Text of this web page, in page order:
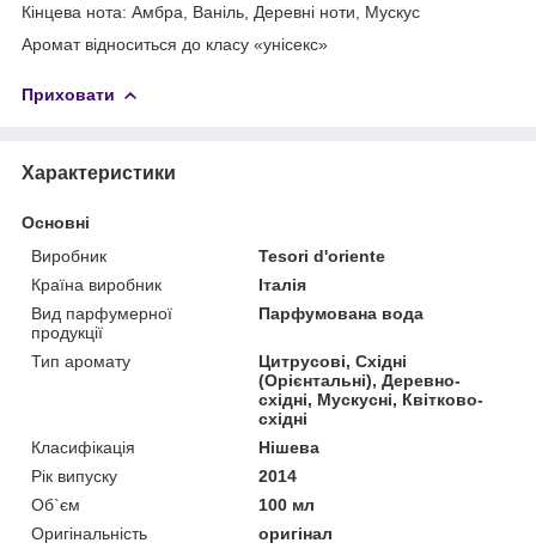
Кінцева нота: Амбра, Ваніль, Деревні ноти, Мускус
Аромат відноситься до класу «унісекс»
Приховати
Характеристики
Основні
Виробник
Tesori d'oriente
Країна виробник
Італія
Вид парфумерної
продукції
Парфумована вода
Тип аромату
Цитрусові, Східні
(Орієнтальні), Деревно-
східні, Мускусні, Квітково-
східні
Класифікація
Нішева
Рік випуску
2014
Об`єм
100 мл
Оригінальність
оригінал